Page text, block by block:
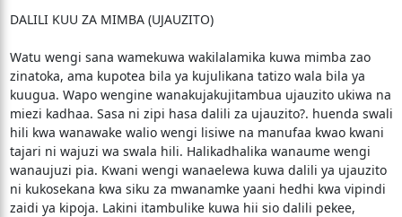
DALILI KUU ZA MIMBA (UJAUZITO)
Watu wengi sana wamekuwa wakilalamika kuwa mimba zao
zinatoka, ama kupotea bila ya kujulikana tatizo wala bila ya
kuugua. Wapo wengine wanakujakujitambua ujauzito ukiwa na
miezi kadhaa. Sasa ni zipi hasa dalili za ujauzito?. huenda swali
hili kwa wanawake walio wengi lisiwe na manufaa kwao kwani
tajari ni wajuzi wa swala hili. Halikadhalika wanaume wengi
wanaujuzi pia. Kwani wengi wanaelewa kuwa dalili ya ujauzito
ni kukosekana kwa siku za mwanamke yaani hedhi kwa vipindi
zaidi ya kipoja. Lakini itambulike kuwa hii sio dalili pekee,